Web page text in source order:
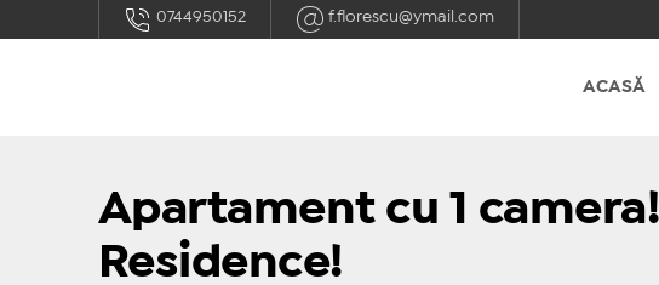
0744950152 f.florescu@ymail.com
ACASĂ
Apartament cu 1
Residence!